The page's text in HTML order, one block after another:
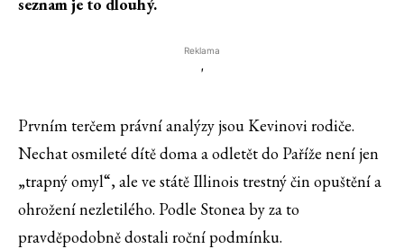
seznam je to dlouhý.
Reklama
'
Prvním terčem právní analýzy jsou Kevinovi rodiče.
Nechat osmileté dítě doma a odletět do Paříže není jen
„trapný omyl“, ale ve státě Illinois trestný čin opuštění a
ohrožení nezletilého. Podle Stonea by za to
pravděpodobně dostali roční podmínku.